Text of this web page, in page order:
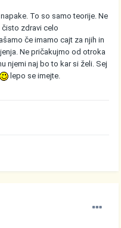
To so samo teorije. Ne
zdravi celo
če imamo cajt za njih in
Ne pričakujmo od otroka
njemi naj bo to kar si želi. Sej
lepo se imejte.